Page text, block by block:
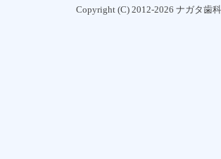
Copyright (C) 2012-2026 ナガタ歯